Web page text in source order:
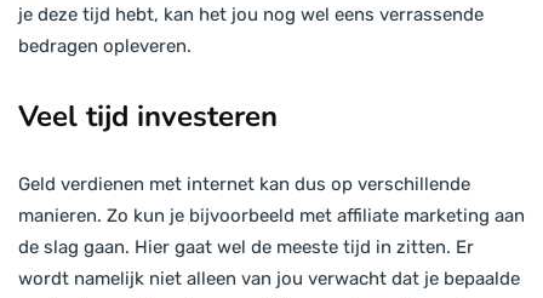
je deze tijd hebt, kan het jou nog wel eens verrassende
bedragen opleveren.
Veel tijd investeren
Geld verdienen met internet kan dus op verschillende
manieren. Zo kun je bijvoorbeeld met affiliate marketing aan
de slag gaan. Hier gaat wel de meeste tijd in zitten. Er
wordt namelijk niet alleen van jou verwacht dat je bepaalde